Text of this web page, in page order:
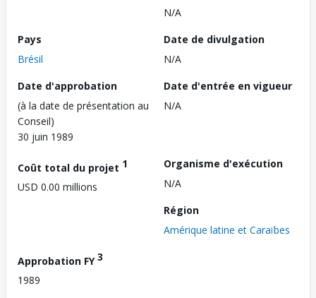
N/A
Pays
Brésil
Date de divulgation
N/A
Date d'approbation
(à la date de présentation au
Conseil)
30 juin 1989
Date d'entrée en vigueur
N/A
Coût total du projet 1
USD 0.00 millions
Organisme d'exécution
N/A
Région
Amérique latine et Caraïbes
Approbation FY3
1989